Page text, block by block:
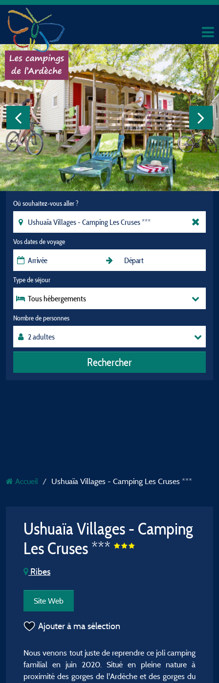
Où souhaitez-vous aller ?
Vos dates de voyage
Type de séjour
Tous hébergements
Nombre de personnes
Rechercher
Accueil Ushuaïa Villages - Camping Les Cruses ***
Ushuaïa Villages - Camping
Les Cruses ***
Ribes
Site Web
Ajouter à ma sélection
Nous venons tout juste de reprendre ce joli camping
familial en juin 2020. Situé en pleine nature à
proximité des gorges de l'Ardèche et des gorges du